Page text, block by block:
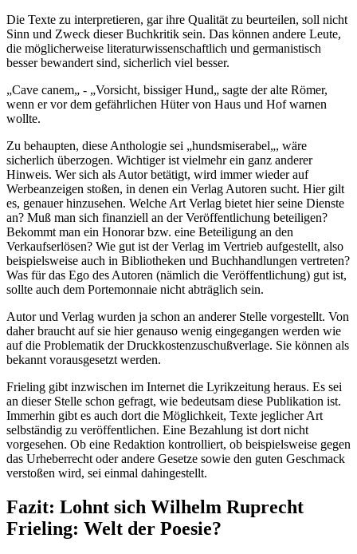
Die Texte zu interpretieren, gar ihre Qualität zu beurteilen, soll nicht
Sinn und Zweck dieser Buchkritik sein. Das können andere Leute,
die möglicherweise literaturwissenschaftlich und germanistisch
besser bewandert sind, sicherlich viel besser.
„Cave canem„ - „Vorsicht, bissiger Hund„ sagte der alte Römer,
wenn er vor dem gefährlichen Hüter von Haus und Hof warnen
wollte.
Zu behaupten, diese Anthologie sei „hundsmiserabel„, wäre
sicherlich überzogen. Wichtiger ist vielmehr ein ganz anderer
Hinweis. Wer sich als Autor betätigt, wird immer wieder auf
Werbeanzeigen stoßen, in denen ein Verlag Autoren sucht. Hier gilt
es, genauer hinzusehen. Welche Art Verlag bietet hier seine Dienste
an? Muß man sich finanziell an der Veröffentlichung beteiligen?
Bekommt man ein Honorar bzw. eine Beteiligung an den
Verkaufserlösen? Wie gut ist der Verlag im Vertrieb aufgestellt, also
beispielsweise auch in Bibliotheken und Buchhandlungen vertreten?
Was für das Ego des Autoren (nämlich die Veröffentlichung) gut ist,
sollte auch dem Portemonnaie nicht abträglich sein.
Autor und Verlag wurden ja schon an anderer Stelle vorgestellt. Von
daher braucht auf sie hier genauso wenig eingegangen werden wie
auf die Problematik der Druckkostenzuschußverlage. Sie können als
bekannt vorausgesetzt werden.
Frieling gibt inzwischen im Internet die Lyrikzeitung heraus. Es sei
an dieser Stelle schon gefragt, wie bedeutsam diese Publikation ist.
Immerhin gibt es auch dort die Möglichkeit, Texte jeglicher Art
selbständig zu veröffentlichen. Eine Bezahlung ist dort nicht
vorgesehen. Ob eine Redaktion kontrolliert, ob beispielsweise gegen
das Urheberrecht oder andere Gesetze sowie den guten Geschmack
verstoßen wird, sei einmal dahingestellt.
Fazit: Lohnt sich Wilhelm Ruprecht
Frieling: Welt der Poesie?